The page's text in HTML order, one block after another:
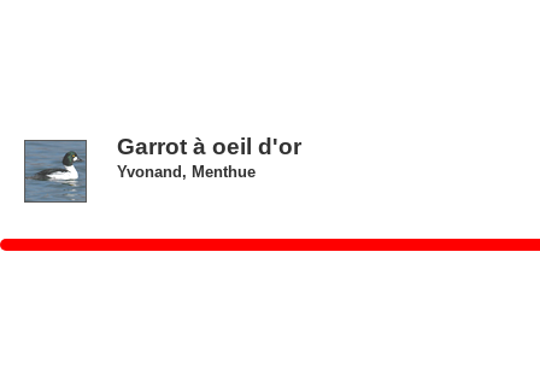
Garrot à oeil d'or
Yvonand, Menthue